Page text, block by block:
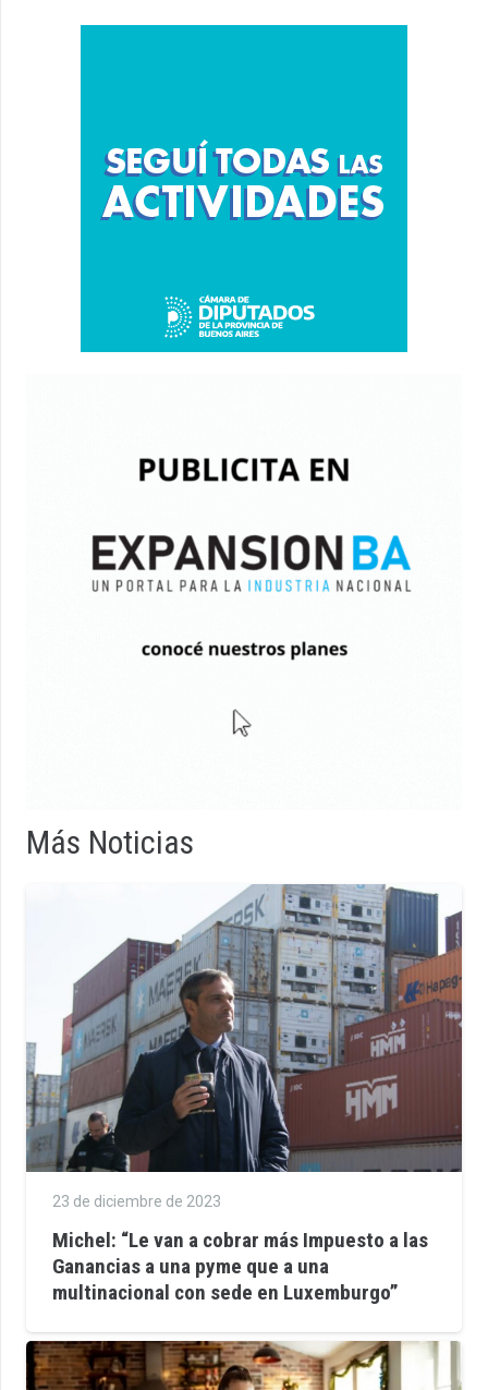
Más Noticias
23 de diciembre de 2023
Michel: “Le van a cobrar más Impuesto a las
Ganancias a una pyme que a una
multinacional con sede en Luxemburgo”